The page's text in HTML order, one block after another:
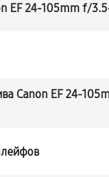
EF 24-105mm f/
Canon EF 24-